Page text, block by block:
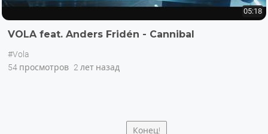
05:18
VOLA feat. Anders Fridén - Cannibal
#Vola
54 просмотров 2 лет назад
Конец!